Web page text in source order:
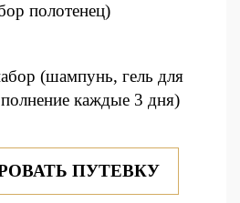
полотенец)
(шампунь, гель для
каждые 3 дня)
ПУТЕВКУ